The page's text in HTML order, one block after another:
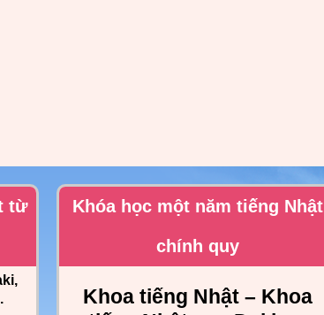
từ Khóa học một năm tiếng Nhật
chính quy
Khoa tiếng Nhật – Khoa